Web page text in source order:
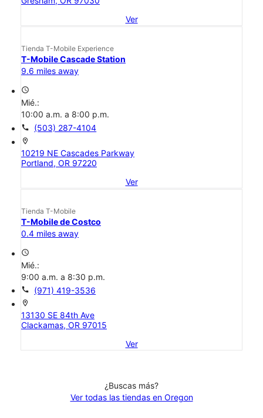
Ver
Tienda T-Mobile Experience
T-Mobile Cascade Station
9.6 miles away
access_time
Mié.:
10:00 a.m. a 8:00 p.m.
call (503) 287-4104
location_on
10219 NE Cascades Parkway
Portland, OR 97220
Ver
Tienda T-Mobile
T-Mobile de Costco
0.4 miles away
access_time
Mié.:
9:00 a.m. a 8:30 p.m.
call (971) 419-3536
location_on
13130 SE 84th Ave
Clackamas, OR 97015
Ver
¿Buscas más?
Ver todas las tiendas en Oregon